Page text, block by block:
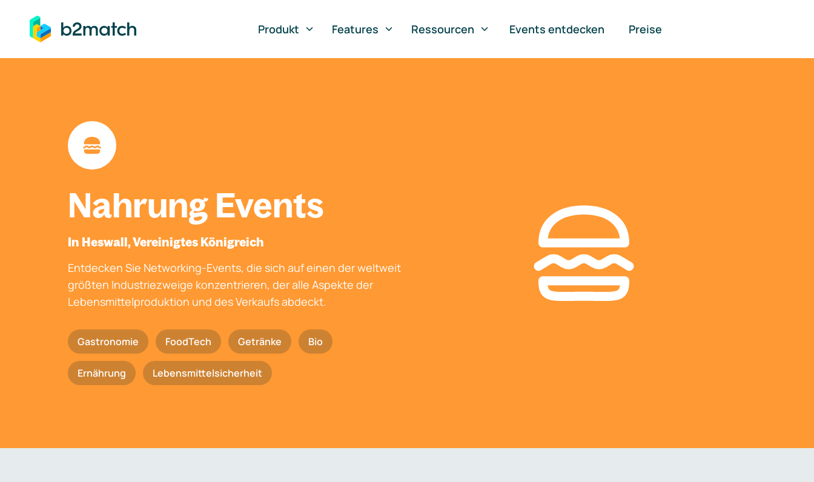
springen
Produkt
Features Ressourcen Events entdecken Preise
Nahrung Events
In Heswall, Vereinigtes Königreich
Entdecken Sie Networking-Events, die sich auf einen der weltweit
größten Industriezweige konzentrieren, der alle Aspekte der
Lebensmittelproduktion und des Verkaufs abdeckt.
Gastronomie FoodTech Getränke Bio
Ernährung Lebensmittelsicherheit